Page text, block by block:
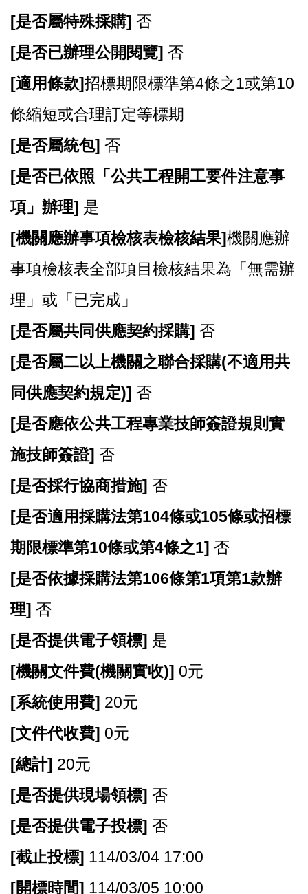
[是否屬特殊採購] 否
[是否已辦理公開閱覽] 否
[適用條款]招標期限標準第4條之1或第10
條縮短或合理訂定等標期
[是否屬統包] 否
[是否已依照「公共工程開工要件注意事
項」辦理] 是
[機關應辦事項檢核表檢核結果]機關應辦
事項檢核表全部項目檢核結果為「無需辦
理」或「已完成」
[是否屬共同供應契約採購] 否
[是否屬二以上機關之聯合採購(不適用共
同供應契約規定)] 否
[是否應依公共工程專業技師簽證規則實
施技師簽證] 否
[是否採行協商措施] 否
[是否適用採購法第104條或105條或招標
期限標準第10條或第4條之1] 否
[是否依據採購法第106條第1項第1款辦
理] 否
[是否提供電子領標] 是
[機關文件費(機關實收)] 0元
[系統使用費] 20元
[文件代收費] 0元
[總計] 20元
[是否提供現場領標] 否
[是否提供電子投標] 否
[截止投標] 114/03/04 17:00
[開標時間] 114/03/05 10:00